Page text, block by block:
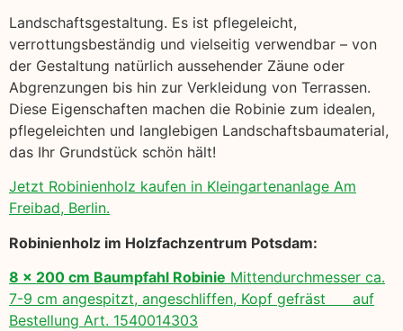
Landschaftsgestaltung. Es ist pflegeleicht,
verrottungsbeständig und vielseitig verwendbar – von
der Gestaltung natürlich aussehender Zäune oder
Abgrenzungen bis hin zur Verkleidung von Terrassen.
Diese Eigenschaften machen die Robinie zum idealen,
pflegeleichten und langlebigen Landschaftsbaumaterial,
das Ihr Grundstück schön hält!
Jetzt Robinienholz kaufen in Kleingartenanlage Am
Freibad, Berlin.
Robinienholz im Holzfachzentrum Potsdam:
8 x 200 cm Baumpfahl Robinie Mittendurchmesser ca.
7-9 cm angespitzt, angeschliffen, Kopf gefräst auf
Bestellung Art. 1540014303